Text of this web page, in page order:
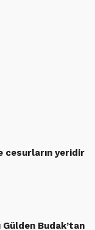
cesurların yeridir
Budak’tan